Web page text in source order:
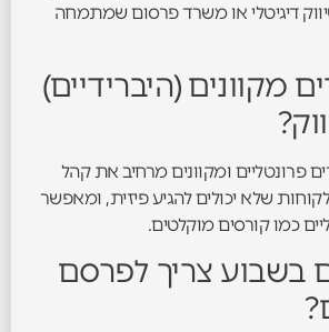
דיגיטלי או משרד פרסום שמתמחה
מקוונים (היברידיים)
פרונטליים ומקוונים מרחיב את קהל
שלא יכולים להגיע פיזית, ומאפשר
כמו קורסים מוקלטים.
בשבוע צריך לפרסם